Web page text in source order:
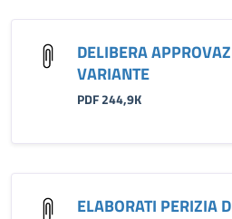
DELIBERA
VARIANTE
PDF 244,9K
ELABORATI PERIZIA